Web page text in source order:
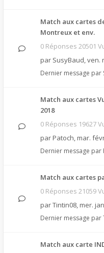
Match aux cartes
Montreux et env.
0 Réponses 20501
par SusyBaud,ven.
Dernier message par
Match aux cartes
2018
0 Réponses 19627
par Patoch, mar.
Dernier message par
Match aux cartes
0 Réponses 21059
parTintin08, mer.
Dernier message par
Match aux carte